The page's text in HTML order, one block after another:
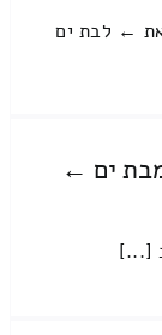
← לבת ים
ים ←
[...]